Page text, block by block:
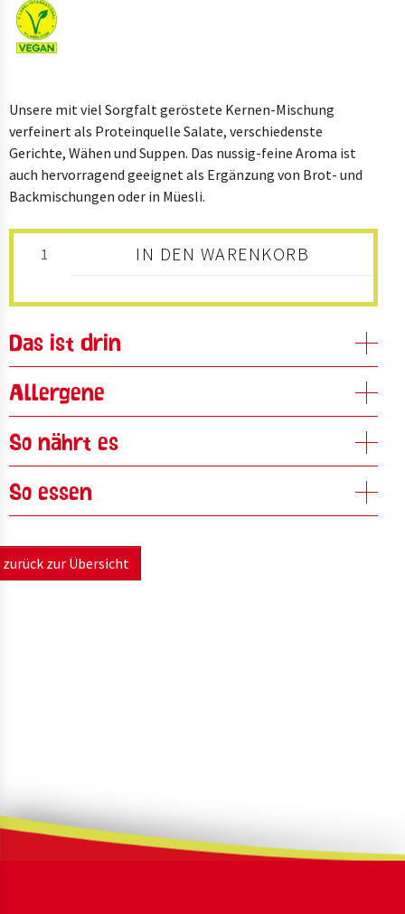
SHOP
Unsere mit viel Sorgfalt geröstete Kernen-Mischung
verfeinert als Proteinquelle Salate, verschiedenste
Gerichte, Wähen und Suppen. Das nussig-feine Aroma ist
auch hervorragend geeignet als Ergänzung von Brot- und
Backmischungen oder in Müesli.
IN DEN WARENKORB
Das ist drin
Allergene
So nährt es
So essen
zurück zur Übersicht